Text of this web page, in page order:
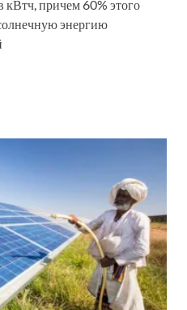
кВтч, причем 60% этого
энергию